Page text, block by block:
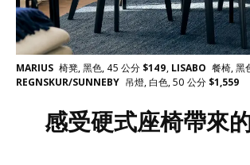
MARIUS 椅凳, 黑色, 45 公分 $149, LISABO 餐椅, 黑
REGNSKUR/SUNNEBY 吊燈, 白色, 50 公分 $1,559
感受硬式座椅帶來